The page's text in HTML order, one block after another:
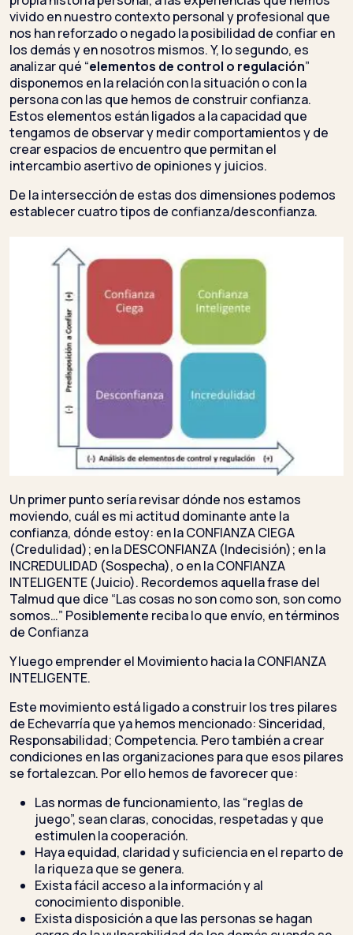
vivido en nuestro contexto personal y profesional que
nos han reforzado o negado la posibilidad de confiar en
los demás y en nosotros mismos. Y, lo segundo, es
analizar qué “elementos de control o regulación”
disponemos en la relación con la situación o con la
persona con las que hemos de construir confianza.
Estos elementos están ligados a la capacidad que
tengamos de observar y medir comportamientos y de
crear espacios de encuentro que permitan el
intercambio asertivo de opiniones y juicios.
De la intersección de estas dos dimensiones podemos
establecer cuatro tipos de confianza/desconfianza.
Un primer punto sería revisar dónde nos estamos
moviendo, cuál es mi actitud dominante ante la
confianza, dónde estoy: en la CONFIANZA CIEGA
(Credulidad); en la DESCONFIANZA (Indecisión); en la
INCREDULIDAD (Sospecha), o en la CONFIANZA
INTELIGENTE (Juicio). Recordemos aquella frase del
Talmud que dice “Las cosas no son como son, son como
somos…” Posiblemente reciba lo que envío, en términos
de Confianza
Y luego emprender el Movimiento hacia la CONFIANZA
INTELIGENTE.
Este movimiento está ligado a construir los tres pilares
de Echevarría que ya hemos mencionado: Sinceridad,
Responsabilidad; Competencia. Pero también a crear
condiciones en las organizaciones para que esos pilares
se fortalezcan. Por ello hemos de favorecer que:
Las normas de funcionamiento, las “reglas de
juego”, sean claras, conocidas, respetadas y que
estimulen la cooperación.
Haya equidad, claridad y suficiencia en el reparto de
la riqueza que se genera.
Exista fácil acceso a la información y al
conocimiento disponible.
Exista disposición a que las personas se hagan